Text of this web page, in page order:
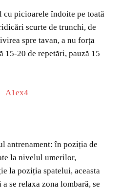
cu picioarele îndoite pe toată
scurte de trunchi, de
spre tavan, a nu forța
15-20 de repetări, pauză 15
antrenament: în poziția de
la nivelul umerilor,
la poziția spatelui, aceasta
se relaxa zona lombară, se